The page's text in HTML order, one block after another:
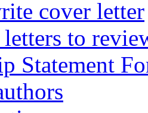
cover letter
letters to
Statement